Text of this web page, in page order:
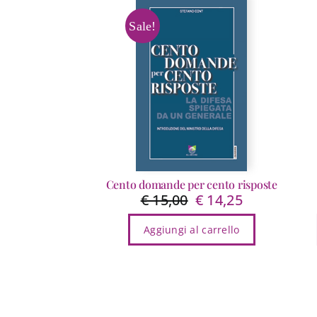
Sale!
Cento domande per cento risposte
€15,00 Il
prezzo
originale
era:
€ 14,25Il
prezzo
è:
Aggiungi al carrello